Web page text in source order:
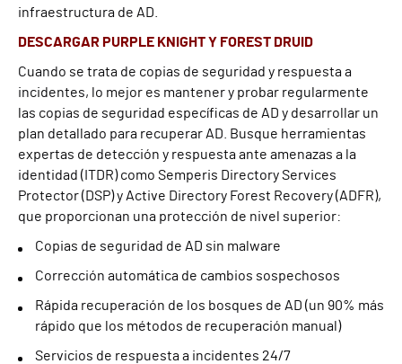
infraestructura de AD.
DESCARGAR PURPLE KNIGHT Y FOREST DRUID
Cuando se trata de copias de seguridad y respuesta a
incidentes, lo mejor es mantener y probar regularmente
las copias de seguridad específicas de AD y desarrollar un
plan detallado para recuperar AD. Busque herramientas
expertas de detección y respuesta ante amenazas a la
identidad (ITDR) como Semperis Directory Services
Protector (DSP) y Active Directory Forest Recovery (ADFR),
que proporcionan una protección de nivel superior:
Copias de seguridad de AD sin malware
Corrección automática de cambios sospechosos
Rápida recuperación de los bosques de AD (un 90% más
rápido que los métodos de recuperación manual)
Servicios de respuesta a incidentes 24/7